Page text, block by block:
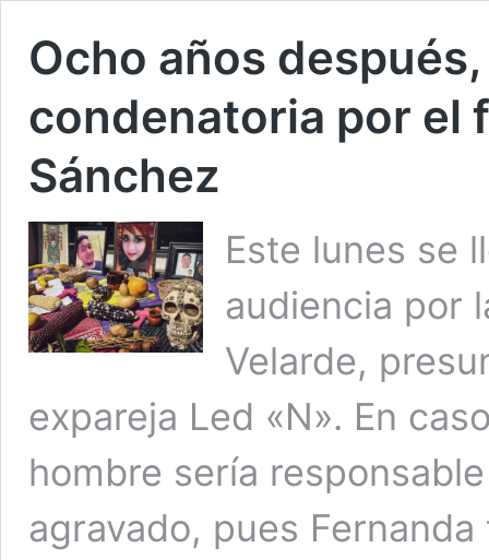
Ocho años
condenatoria por el
Sánchez
Este lunes se
audiencia por
Velarde,
expareja Led «N». En
hombre sería
agravado, pues